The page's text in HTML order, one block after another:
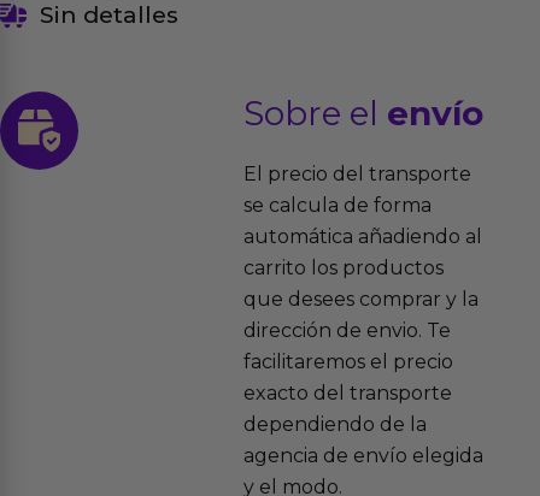
Sin detalles
Sobre el envío
El precio del transporte
se calcula de forma
automática añadiendo al
carrito los productos
que desees comprar y la
dirección de envio. Te
facilitaremos el precio
exacto del transporte
dependiendo de la
agencia de envío elegida
y el modo.